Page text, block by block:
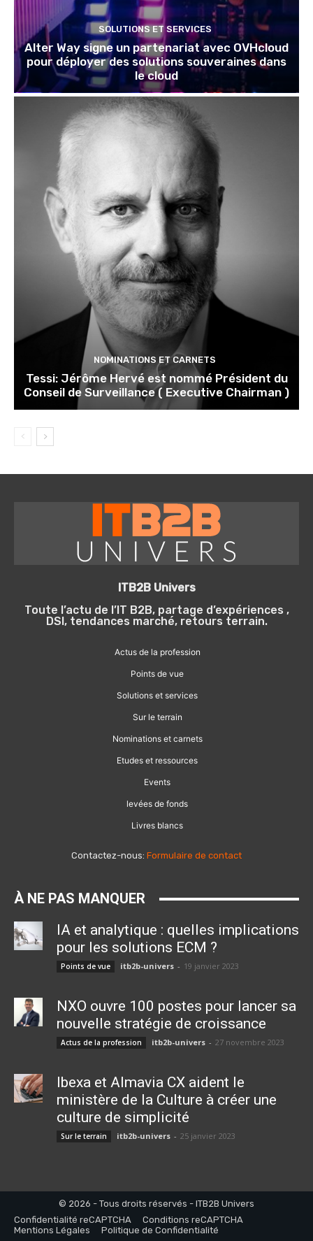
SOLUTIONS ET SERVICES
Alter Way signe un partenariat avec OVHcloud
pour déployer des solutions souveraines dans
le cloud
NOMINATIONS ET CARNETS
Tessi: Jérôme Hervé est nommé Président du
Conseil de Surveillance ( Executive Chairman )
ITB2B Univers
Toute l’actu de l’IT B2B, partage d’expériences ,
DSI, tendances marché, retours terrain.
Actus de la profession
Points de vue
Solutions et services
Sur le terrain
Nominations et carnets
Etudes et ressources
Events
levées de fonds
Livres blancs
Contactez-nous: Formulaire de contact
À NE PAS MANQUER
IA et analytique : quelles implications
pour les solutions ECM ?
Points de vue itb2b-univers - 19 janvier 2023
NXO ouvre 100 postes pour lancer sa
nouvelle stratégie de croissance
Actus de la profession itb2b-univers - 27 novembre 2023
Ibexa et Almavia CX aident le
ministère de la Culture à créer une
culture de simplicité
Sur le terrain itb2b-univers - 25 janvier 2023
© 2026 - Tous droits réservés - ITB2B Univers
Confidentialité reCAPTCHA
Conditions reCAPTCHA
Mentions Légales
Politique de Confidentialité